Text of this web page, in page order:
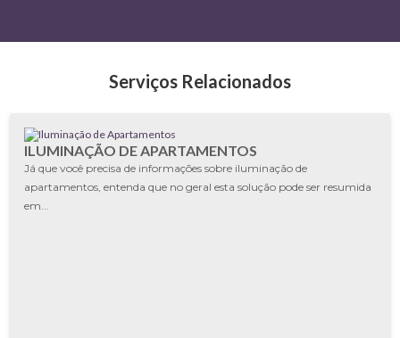
Serviços Relacionados
ILUMINAÇÃO DE APARTAMENTOS
Já que você precisa de informações sobre iluminação de
apartamentos, entenda que no geral esta solução pode ser resumida
em...